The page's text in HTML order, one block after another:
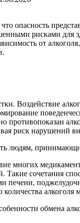
опасность
рисками для
от
Воздействие
противопоказан
риск нарушений
людям,
многих
Такие сочетания
печени,
количества
обмена